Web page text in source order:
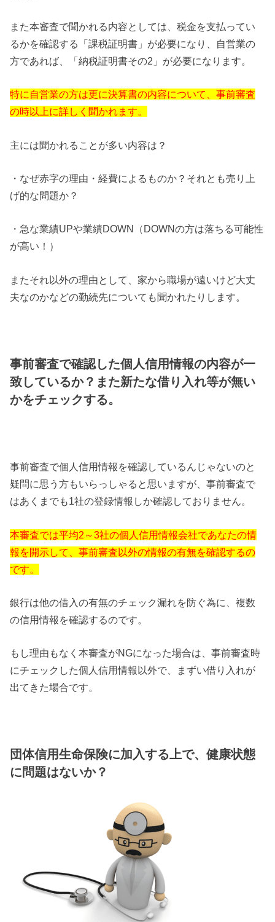
また本審査で聞かれる内容としては、税金を支払ってい
るかを確認する「課税証明書」が必要になり、自営業の
方であれば、「納税証明書その2」が必要になります。
特に自営業の方は更に決算書の内容について、事前審査
の時以上に詳しく聞かれます。
主には聞かれることが多い内容は？
・なぜ赤字の理由・経費によるものか？それとも売り上
げ的な問題か？
・急な業績UPや業績DOWN（DOWNの方は落ちる可能性
が高い！）
またそれ以外の理由として、家から職場が遠いけど大丈
夫なのかなどの勤続先についても聞かれたりします。
事前審査で確認した個人信用情報の内容が一
致しているか？また新たな借り入れ等が無い
かをチェックする。
事前審査で個人信用情報を確認しているんじゃないのと
疑問に思う方もいらっしゃると思いますが、事前審査で
はあくまでも1社の登録情報しか確認しておりません。
本審査では平均2～3社の個人信用情報会社であなたの情
報を開示して、事前審査以外の情報の有無を確認するの
です。
銀行は他の借入の有無のチェック漏れを防ぐ為に、複数
の信用情報を確認するのです。
もし理由もなく本審査がNGになった場合は、事前審査時
にチェックした個人信用情報以外で、まずい借り入れが
出てきた場合です。
団体信用生命保険に加入する上で、健康状態
に問題はないか？